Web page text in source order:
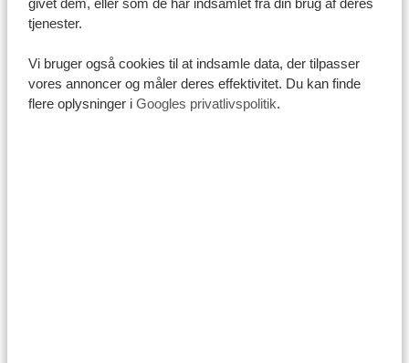
tjenester.
Vi bruger også cookies til at indsamle data, der tilpasser
vores annoncer og måler deres effektivitet. Du kan finde
flere oplysninger i Googles privatlivspolitik.
om side på øen. Rubondo anbefales som et af de mest
af en opgave at komme dertil, fortæller vores guider
mig, at det er besværet værd.